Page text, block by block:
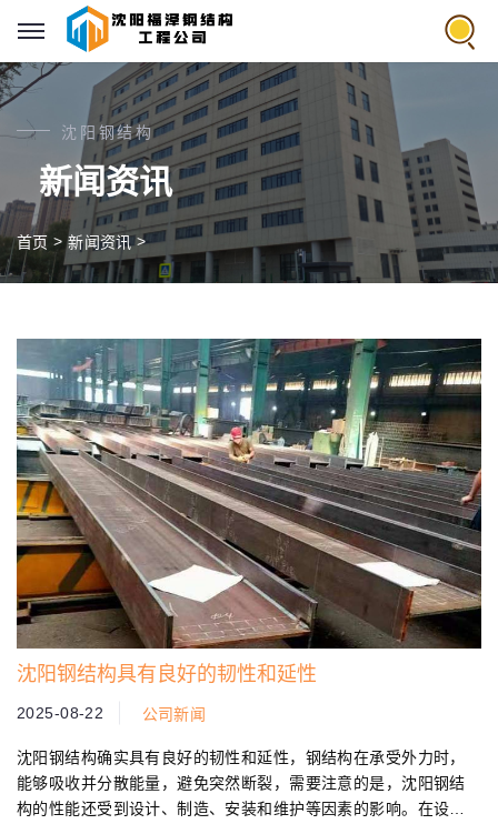
沈阳钢结构
新闻资讯
首页 >新闻资讯>
沈阳钢结构具有良好的韧性和延性
2025-08-22 公司新闻
沈阳钢结构确实具有良好的韧性和延性，钢结构在承受外力时，
能够吸收并分散能量，避免突然断裂，需要注意的是，沈阳钢结
构的性能还受到设计、制造、安装和维护等因素的影响。在设计